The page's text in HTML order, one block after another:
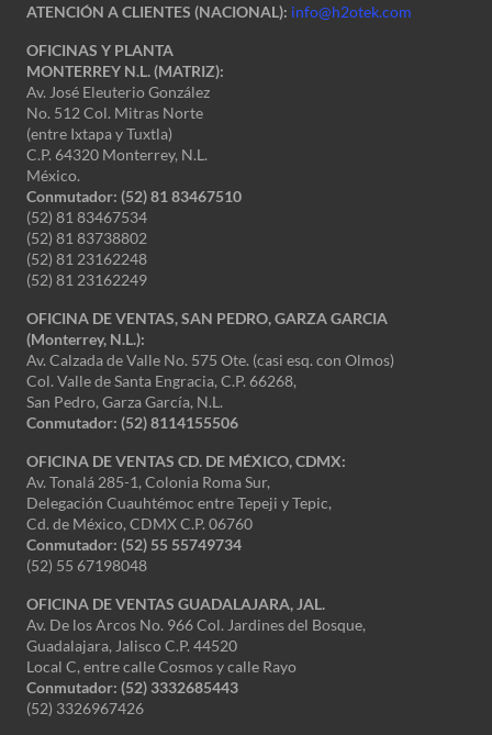
ATENCIÓN A CLIENTES (NACIONAL): info@h2otek.com
OFICINAS Y PLANTA
MONTERREY N.L. (MATRIZ):
Av. José Eleuterio González
No. 512 Col. Mitras Norte
(entre Ixtapa y Tuxtla)
C.P. 64320 Monterrey, N.L.
México.
Conmutador: (52) 81 83467510
(52) 81 83467534
(52) 81 83738802
(52) 81 23162248
(52) 81 23162249
OFICINA DE VENTAS, SAN PEDRO, GARZA GARCIA
(Monterrey, N.L.):
Av. Calzada de Valle No. 575 Ote. (casi esq. con Olmos)
Col. Valle de Santa Engracia, C.P. 66268,
San Pedro, Garza García, N.L.
Conmutador: (52) 8114155506
OFICINA DE VENTAS CD. DE MÉXICO, CDMX:
Av. Tonalá 285-1, Colonia Roma Sur,
Delegación Cuauhtémoc entre Tepeji y Tepic,
Cd. de México, CDMX C.P. 06760
Conmutador: (52) 55 55749734
(52) 55 67198048
OFICINA DE VENTAS GUADALAJARA, JAL.
Av. De los Arcos No. 966 Col. Jardines del Bosque,
Guadalajara, Jalisco C.P. 44520
Local C, entre calle Cosmos y calle Rayo
Conmutador: (52) 3332685443
(52) 3326967426